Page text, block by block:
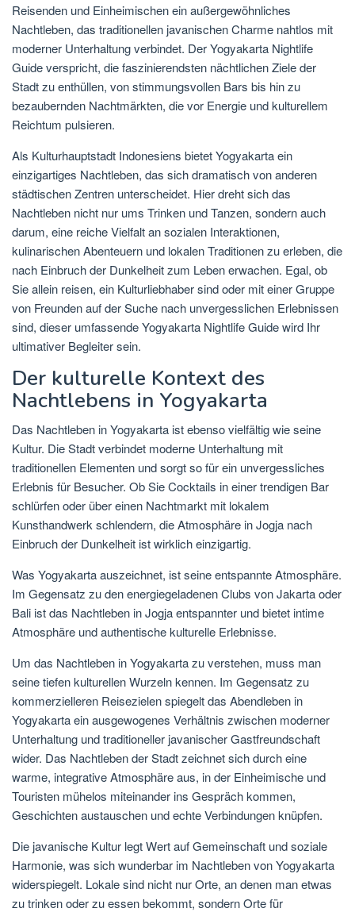
Reisenden und Einheimischen ein außergewöhnliches
Nachtleben, das traditionellen javanischen Charme nahtlos mit
moderner Unterhaltung verbindet. Der Yogyakarta Nightlife
Guide verspricht, die faszinierendsten nächtlichen Ziele der
Stadt zu enthüllen, von stimmungsvollen Bars bis hin zu
bezaubernden Nachtmärkten, die vor Energie und kulturellem
Reichtum pulsieren.
Als Kulturhauptstadt Indonesiens bietet Yogyakarta ein
einzigartiges Nachtleben, das sich dramatisch von anderen
städtischen Zentren unterscheidet. Hier dreht sich das
Nachtleben nicht nur ums Trinken und Tanzen, sondern auch
darum, eine reiche Vielfalt an sozialen Interaktionen,
kulinarischen Abenteuern und lokalen Traditionen zu erleben, die
nach Einbruch der Dunkelheit zum Leben erwachen. Egal, ob
Sie allein reisen, ein Kulturliebhaber sind oder mit einer Gruppe
von Freunden auf der Suche nach unvergesslichen Erlebnissen
sind, dieser umfassende Yogyakarta Nightlife Guide wird Ihr
ultimativer Begleiter sein.
Der kulturelle Kontext des
Nachtlebens in Yogyakarta
Das Nachtleben in Yogyakarta ist ebenso vielfältig wie seine
Kultur. Die Stadt verbindet moderne Unterhaltung mit
traditionellen Elementen und sorgt so für ein unvergessliches
Erlebnis für Besucher. Ob Sie Cocktails in einer trendigen Bar
schlürfen oder über einen Nachtmarkt mit lokalem
Kunsthandwerk schlendern, die Atmosphäre in Jogja nach
Einbruch der Dunkelheit ist wirklich einzigartig.
Was Yogyakarta auszeichnet, ist seine entspannte Atmosphäre.
Im Gegensatz zu den energiegeladenen Clubs von Jakarta oder
Bali ist das Nachtleben in Jogja entspannter und bietet intime
Atmosphäre und authentische kulturelle Erlebnisse.
Um das Nachtleben in Yogyakarta zu verstehen, muss man
seine tiefen kulturellen Wurzeln kennen. Im Gegensatz zu
kommerzielleren Reisezielen spiegelt das Abendleben in
Yogyakarta ein ausgewogenes Verhältnis zwischen moderner
Unterhaltung und traditioneller javanischer Gastfreundschaft
wider. Das Nachtleben der Stadt zeichnet sich durch eine
warme, integrative Atmosphäre aus, in der Einheimische und
Touristen mühelos miteinander ins Gespräch kommen,
Geschichten austauschen und echte Verbindungen knüpfen.
Die javanische Kultur legt Wert auf Gemeinschaft und soziale
Harmonie, was sich wunderbar im Nachtleben von Yogyakarta
widerspiegelt. Lokale sind nicht nur Orte, an denen man etwas
zu trinken oder zu essen bekommt, sondern Orte für